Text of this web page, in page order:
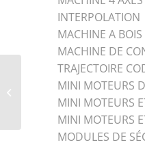
INTERPOLATION
MACHINE A
MACHINE DE
TRAJECTOIRE
MINI MOTEURS
MINI MOTEURS
MINI MOTEURS
MODULES DE
Conditions Générale de
vente Movitecnic